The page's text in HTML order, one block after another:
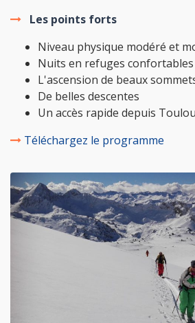
Les points forts
Niveau physique modéré et
Nuits en refuges confortables
L'ascension de beaux
De belles descentes
Un accès rapide depuis
Téléchargez le programme